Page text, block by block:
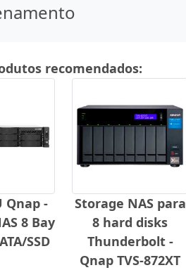
recomendados:
Qnap -
8 Bay
SSD
Storage NAS para
8 hard disks
Thunderbolt -
Qnap TVS-872XT